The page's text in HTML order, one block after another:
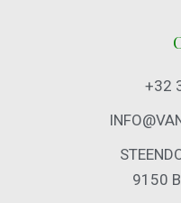
+32
9150